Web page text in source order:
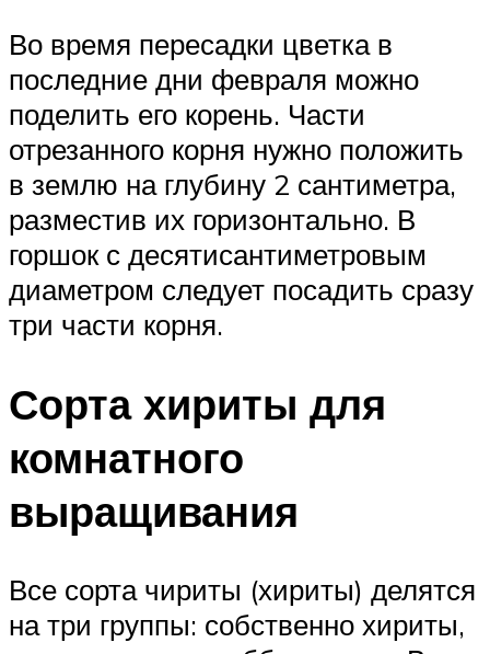
Во время пересадки цветка в
последние дни февраля можно
поделить его корень. Части
отрезанного корня нужно положить
в землю на глубину 2 сантиметра,
разместив их горизонтально. В
горшок с десятисантиметровым
диаметром следует посадить сразу
три части корня.
Сорта хириты для
комнатного
выращивания
Все сорта чириты (хириты) делятся
на три группы: собственно хириты,